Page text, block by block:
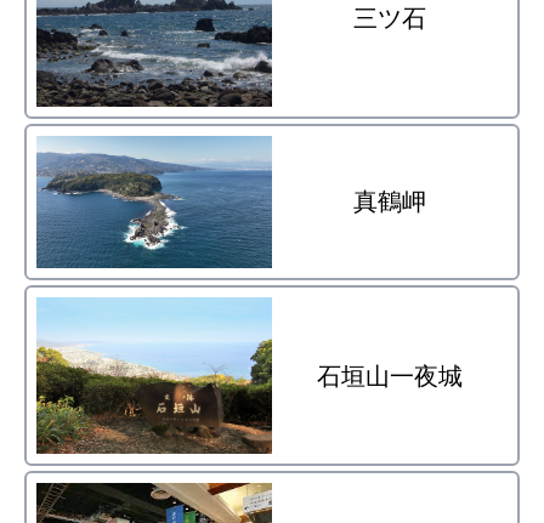
三ツ石
真鶴岬
石垣山一夜城